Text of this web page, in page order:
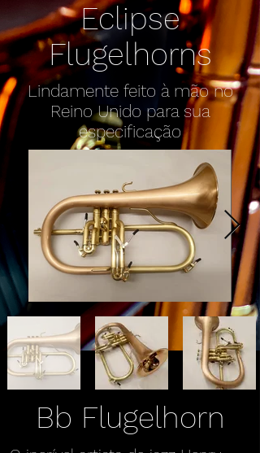
Eclipse
Flugelhorns
Lindamente feito à mão no
Reino Unido para sua
especificação
Bb Flugelhorn